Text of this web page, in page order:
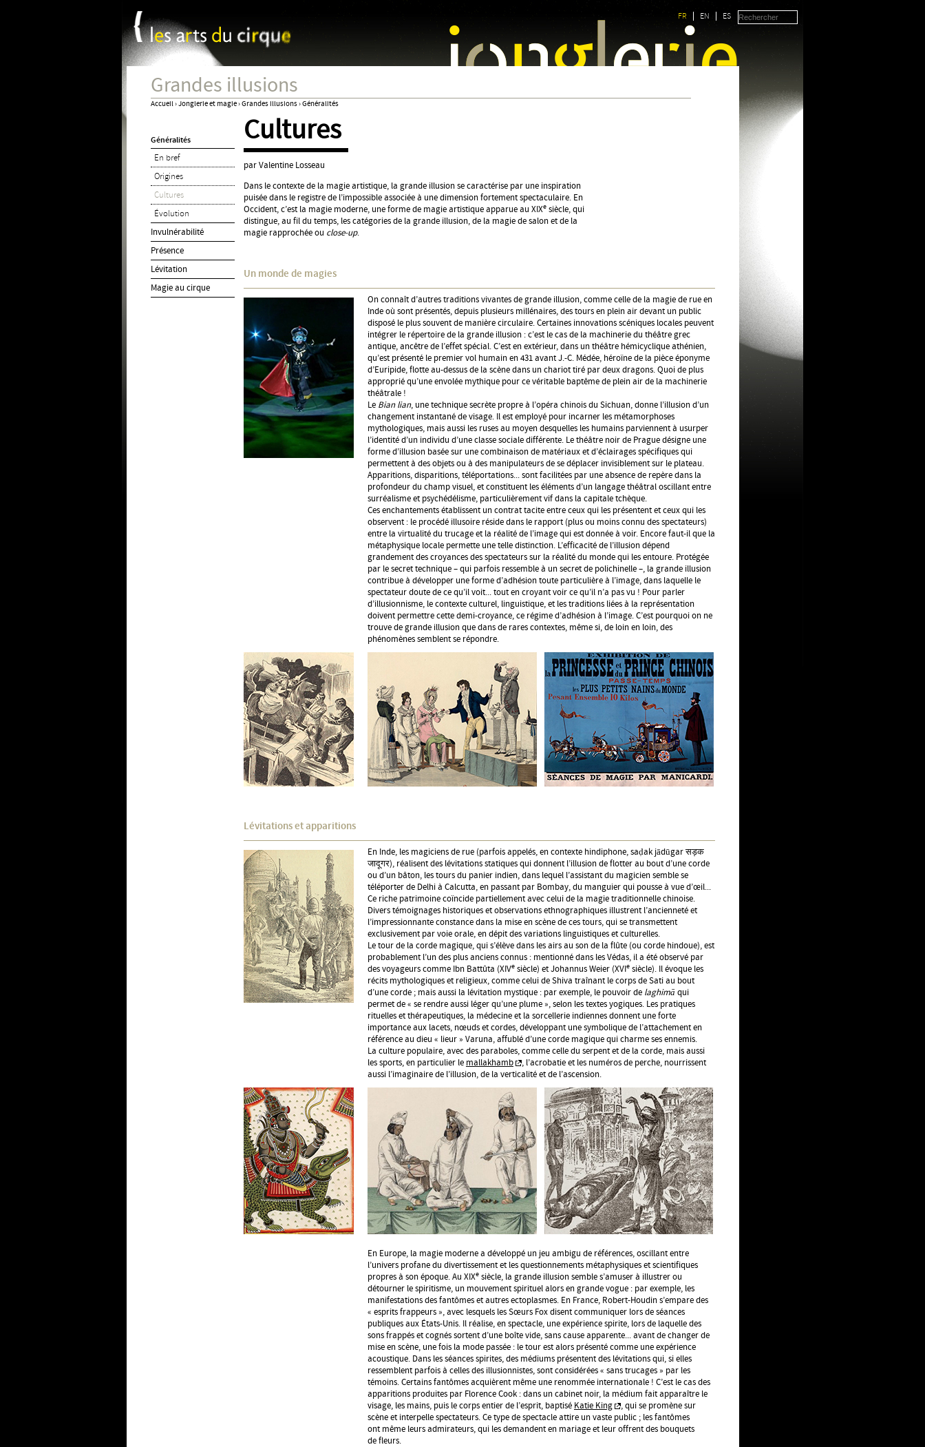
FR EN ES
Grandes illusions
êtes
ici
Accueil›Jonglerie et magie›Grandes illusions›Généralités
Généralités
En bref
Origines
Cultures
Évolution
Invulnérabilité
Présence
Lévitation
Magie au cirque
Cultures
par Valentine Losseau
Dans le contexte de la magie artistique, la grande illusion se caractérise par une inspiration
puisée dans le registre de l’impossible associée à une dimension fortement spectaculaire. En
Occident, c’est la magie moderne, une forme de magie artistique apparue au XIXe siècle, qui
distingue, au fil du temps, les catégories de la grande illusion, de la magie de salon et de la
magie rapprochée ou close-up.
Un monde de magies
On connaît d’autres traditions vivantes de grande illusion, comme celle de la magie de rue en
Inde où sont présentés, depuis plusieurs millénaires, des tours en plein air devant un public
disposé le plus souvent de manière circulaire. Certaines innovations scéniques locales peuvent
intégrer le répertoire de la grande illusion : c’est le cas de la machinerie du théâtre grec
antique, ancêtre de l’effet spécial. C’est en extérieur, dans un théâtre hémicyclique athénien,
qu’est présenté le premier vol humain en 431 avant J.-C. Médée, héroïne de la pièce éponyme
d’Euripide, flotte au-dessus de la scène dans un chariot tiré par deux dragons. Quoi de plus
approprié qu’une envolée mythique pour ce véritable baptême de plein air de la machinerie
théâtrale !
Le Bian lian, une technique secrète propre à l’opéra chinois du Sichuan, donne l’illusion d’un
changement instantané de visage. Il est employé pour incarner les métamorphoses
mythologiques, mais aussi les ruses au moyen desquelles les humains parviennent à usurper
l’identité d’un individu d’une classe sociale différente. Le théâtre noir de Prague désigne une
forme d’illusion basée sur une combinaison de matériaux et d’éclairages spécifiques qui
permettent à des objets ou à des manipulateurs de se déplacer invisiblement sur le plateau.
Apparitions, disparitions, téléportations... sont facilitées par une absence de repère dans la
profondeur du champ visuel, et constituent les éléments d’un langage théâtral oscillant entre
surréalisme et psychédélisme, particulièrement vif dans la capitale tchèque.
Ces enchantements établissent un contrat tacite entre ceux qui les présentent et ceux qui les
observent : le procédé illusoire réside dans le rapport (plus ou moins connu des spectateurs)
entre la virtualité du trucage et la réalité de l’image qui est donnée à voir. Encore faut-il que la
métaphysique locale permette une telle distinction. L’efficacité de l’illusion dépend
grandement des croyances des spectateurs sur la réalité du monde qui les entoure. Protégée
par le secret technique – qui parfois ressemble à un secret de polichinelle –, la grande illusion
contribue à développer une forme d’adhésion toute particulière à l’image, dans laquelle le
spectateur doute de ce qu’il voit... tout en croyant voir ce qu’il n’a pas vu ! Pour parler
d’illusionnisme, le contexte culturel, linguistique, et les traditions liées à la représentation
doivent permettre cette demi-croyance, ce régime d’adhésion à l’image. C’est pourquoi on ne
trouve de grande illusion que dans de rares contextes, même si, de loin en loin, des
phénomènes semblent se répondre.
Lévitations et apparitions
En Inde, les magiciens de rue (parfois appelés, en contexte hindiphone, saḍak jādūgar सड़क
जादूगर), réalisent des lévitations statiques qui donnent l’illusion de flotter au bout d’une corde
ou d’un bâton, les tours du panier indien, dans lequel l’assistant du magicien semble se
téléporter de Delhi à Calcutta, en passant par Bombay, du manguier qui pousse à vue d’œil...
Ce riche patrimoine coïncide partiellement avec celui de la magie traditionnelle chinoise.
Divers témoignages historiques et observations ethnographiques illustrent l’ancienneté et
l’impressionnante constance dans la mise en scène de ces tours, qui se transmettent
exclusivement par voie orale, en dépit des variations linguistiques et culturelles.
Le tour de la corde magique, qui s’élève dans les airs au son de la flûte (ou corde hindoue), est
probablement l’un des plus anciens connus : mentionné dans les Védas, il a été observé par
des voyageurs comme Ibn Battûta (XIVe siècle) et Johannus Weier (XVIe siècle). Il évoque les
récits mythologiques et religieux, comme celui de Shiva traînant le corps de Sati au bout
d’une corde ; mais aussi la lévitation mystique : par exemple, le pouvoir de laghimāqui
permet de « se rendre aussi léger qu’une plume », selon les textes yogiques. Les pratiques
rituelles et thérapeutiques, la médecine et la sorcellerie indiennes donnent une forte
importance aux lacets, nœuds et cordes, développant une symbolique de l’attachement en
référence au dieu « lieur » Varuna, affublé d’une corde magique qui charme ses ennemis.
La culture populaire, avec des paraboles, comme celle du serpent et de la corde, mais aussi
les sports, en particulier le mallakhamb
, l’acrobatie et les numéros de perche, nourrissent
aussi l’imaginaire de l’illusion, de la verticalité et de l’ascension.
En Europe, la magie moderne a développé un jeu ambigu de références, oscillant entre
l’univers profane du divertissement et les questionnements métaphysiques et scientifiques
propres à son époque. Au XIXe siècle, la grande illusion semble s’amuser à illustrer ou
détourner le spiritisme, un mouvement spirituel alors en grande vogue : par exemple, les
manifestations des fantômes et autres ectoplasmes. En France, Robert-Houdin s’empare des
« esprits frappeurs », avec lesquels les Sœurs Fox disent communiquer lors de séances
publiques aux États-Unis. Il réalise, en spectacle, une expérience spirite, lors de laquelle des
sons frappés et cognés sortent d’une boîte vide, sans cause apparente... avant de changer de
mise en scène, une fois la mode passée : le tour est alors présenté comme une expérience
acoustique. Dans les séances spirites, des médiums présentent des lévitations qui, si elles
ressemblent parfois à celles des illusionnistes, sont considérées « sans trucages » par les
témoins. Certains fantômes acquièrent même une renommée internationale ! C’est le cas des
apparitions produites par Florence Cook : dans un cabinet noir, la médium fait apparaître le
visage, les mains, puis le corps entier de l’esprit, baptisé Katie King
, qui se promène sur
scène et interpelle spectateurs. Ce type de spectacle attire un vaste public ; les fantômes
ont même leurs admirateurs, qui les demandent en mariage et leur offrent des bouquets
de fleurs.
Panneau de gestion des cookies